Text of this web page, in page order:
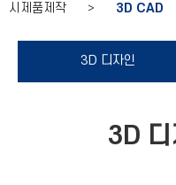
시제품제작 > 3D CAD
3D 디자인
3D